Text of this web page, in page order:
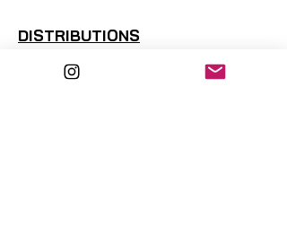
DISTRIBUTIONS
Chorégraphie
: MASELE Brandon